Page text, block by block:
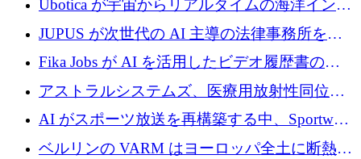
めに43万ポンドを確保
Ubotica が宇宙からリアルタイムの海洋インテ
リジェンスを拡張するために 1,100 万ドルを
JUPUS が次世代の AI 主導の法律事務所を強
化するために 1,300 万ユーロを調達
Fika Jobs が AI を活用したビデオ履歴書のた
めに 400 万ドルを調達
アストラルシステムズ、医療用放射性同位元
素の世界的な不足に対処するために2,300万ポ
ンドを調達
AI がスポーツ放送を再構築する中、Sportway
が 2,000 万ユーロを調達
ベルリンの VARM はヨーロッパ全土に断熱材